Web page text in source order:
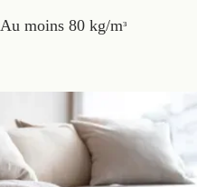
moins 80 kg/mᶟ